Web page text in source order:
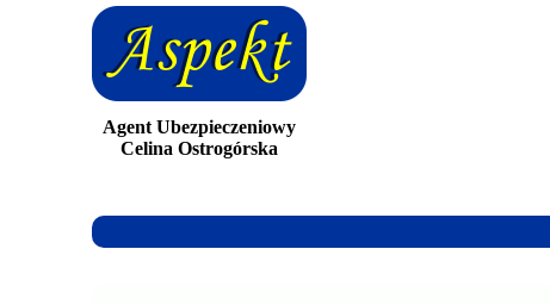
Agent Ubezpieczeniowy
Celina Ostrogórska